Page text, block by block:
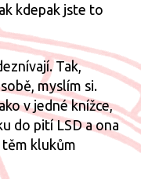
kdepak jste to
Tak,
myslím si.
v jedné knížce,
do pití LSD a ona
těm klukům